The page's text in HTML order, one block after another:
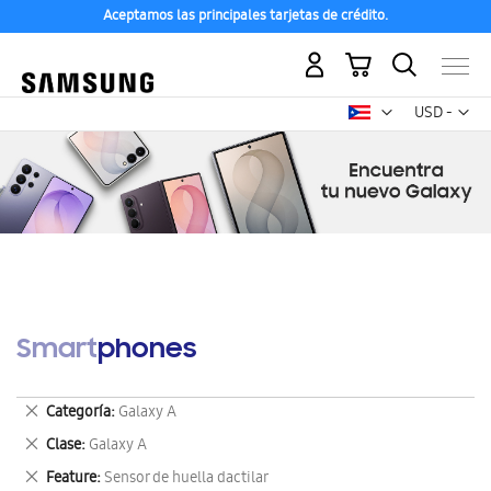
Aceptamos las principales tarjetas de crédito.
USD -
dólar
Mi carrito
Smartphones
Categoría Galaxy A
Eliminar
este
artículo
Clase Galaxy A
Eliminar
este
Feature Sensor de huella dactilar
Eliminar